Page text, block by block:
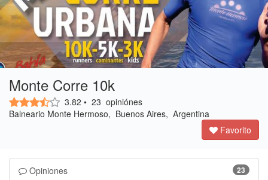
Monte Corre 10k
3.82 • 23 opiniónes
Balneario Monte Hermoso, Buenos Aires, Argentina
Favorito
23
Opiniones